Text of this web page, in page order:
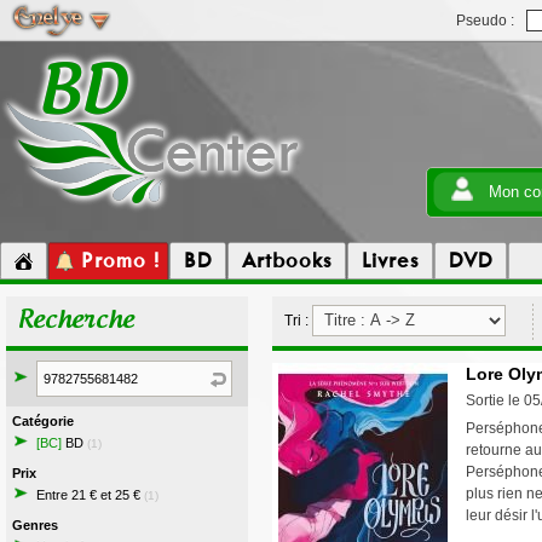
Pseudo :
Mon
Promo ! BD Artbooks Livres DVD
Recherche
Catégorie
[BC] BD (1)
Prix
Entre 21 € et 25 € (1)
Genres
Tri :
Lore
Sortie le
retourne
plus rien
leur désir